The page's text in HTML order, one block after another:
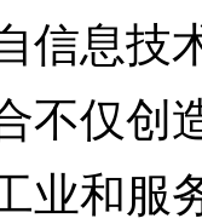
信息技
不仅创
业和服